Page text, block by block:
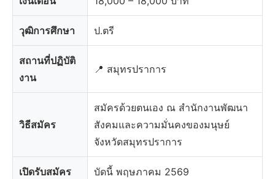
วุฒิการศึกษา ป.ตรี
สถานที่ปฏิบัติ
งาน
📍 สมุทรปราการ
วิธีสมัคร
สมัครด้วยตนเอง ณ สำนักงานพัฒนา
สังคมและความมั่นคงของมนุษย์
จังหวัดสมุทรปราการ
เปิดรับสมัคร บัดนี้ พฤษภาคม 2569